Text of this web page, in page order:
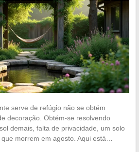
serve de refúgio não se obtém
decoração. Obtém-se resolvendo
demais, falta de privacidade, um solo
morrem em agosto. Aqui está…